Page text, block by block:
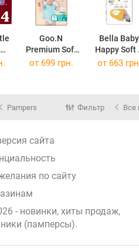
Goo.N
Premium Soft
Diapers L
Bella Baby
Happy Soft
Delicate
от 699 грн. от 663
Pampers Фильтр Все
сайта
по сайту
- новинки, хиты продаж,
(памперсы).